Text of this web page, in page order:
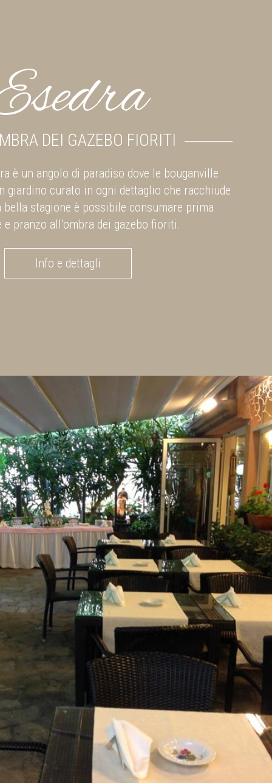
DEI GAZEBO FIORITI
è un angolo di paradiso dove le bouganville
giardino curato in ogni dettaglio che racchiude
stagione è possibile consumare prima
e pranzo all’ombra dei gazebo fioriti.
Info e dettagli